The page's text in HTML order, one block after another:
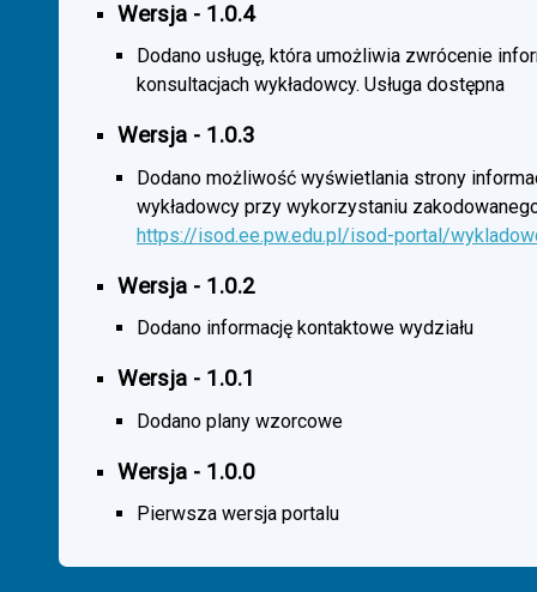
Wersja - 1.0.4
Dodano usługę, która umożliwia zwrócenie
konsultacjach wykładowcy. Usługa dostępna
Wersja - 1.0.3
Dodano możliwość wyświetlania strony
wykładowcy przy wykorzystaniu
https://isod.ee.pw.edu.pl/isod-portal/
Wersja - 1.0.2
Dodano informację kontaktowe wydziału
Wersja - 1.0.1
Dodano plany wzorcowe
Wersja - 1.0.0
Pierwsza wersja portalu